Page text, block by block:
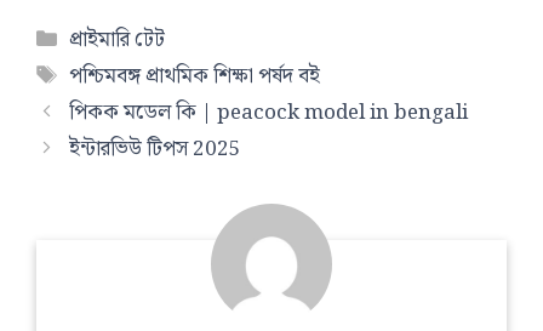
Categories
প্রাইমারি টেট
Tags
পশ্চিমবঙ্গ প্রাথমিক শিক্ষা পর্ষদ বই
পিকক মডেল কি | peacock model in bengali
ইন্টারভিউ টিপস 2025